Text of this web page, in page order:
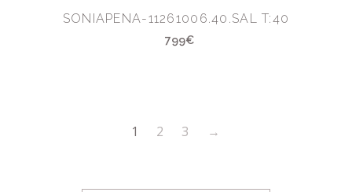
SONIAPENA-11261006.40.SAL T:40
799€
1 2 3 →